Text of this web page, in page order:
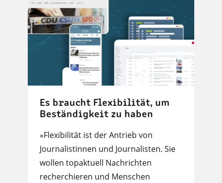
Es braucht Flexibilität, um
Beständigkeit zu haben
»Flexibilität ist der Antrieb von
Journalistinnen und Journalisten. Sie
wollen topaktuell Nachrichten
recherchieren und Menschen